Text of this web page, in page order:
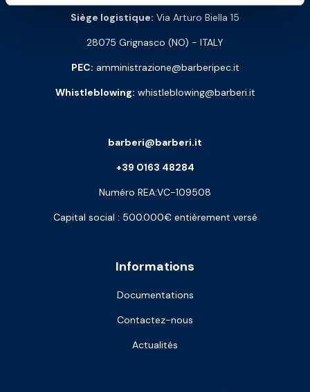
Siège logistique: Via Arturo Biella 15
28075 Grignasco (NO) - ITALY
PEC: amministrazione@barberipec.it
Whistleblowing: whistleblowing@barberi.it
Informations
Documentations
Contactez-nous
Actualités
barberi@barberi.it
+39 0163 48284
Numéro REA:VC-109508
Capital social : 500.000€ entièrement versé